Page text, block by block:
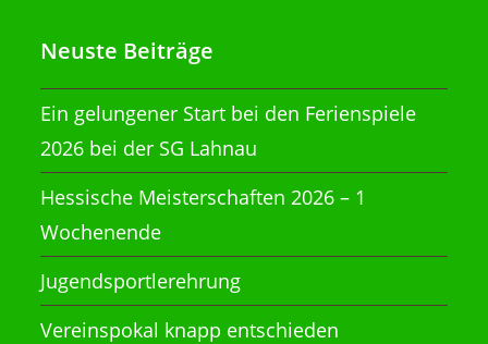
Neuste Beiträge
Ein gelungener Start bei den Ferienspiele
2026 bei der SG Lahnau
Hessische Meisterschaften 2026 – 1
Wochenende
Jugendsportlerehrung
Vereinspokal knapp entschieden